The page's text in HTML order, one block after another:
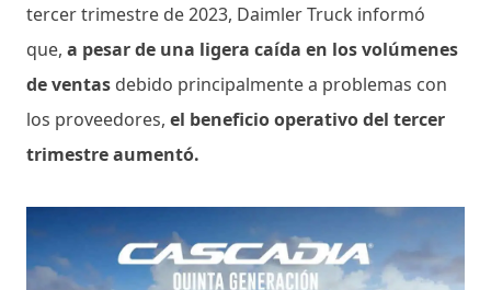
tercer trimestre de 2023, Daimler Truck informó
que, a pesar de una ligera caída en los volúmenes
de ventas debido principalmente a problemas con
los proveedores, el beneficio operativo del tercer
trimestre aumentó.